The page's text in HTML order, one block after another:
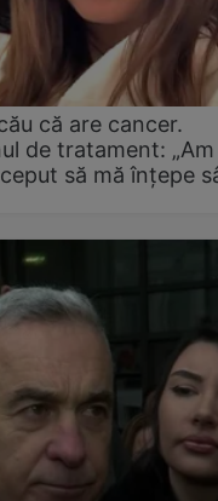
că are cancer.
de tratament:
să mă înțepe